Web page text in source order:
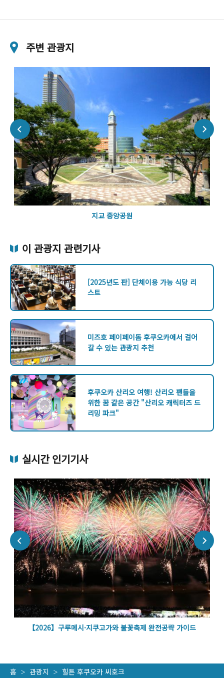
주변 관광지
지교 중앙공원
이 관광지 관련기사
[2025년도 판] 단체이용 가능 식당 리
스트
미즈호 페이페이돔 후쿠오카에서 걸어
갈 수 있는 관광지 추천
후쿠오카 산리오 여행! 산리오 팬들을
위한 꿈 같은 공간 "산리오 캐릭터즈 드
리밍 파크"
실시간 인기기사
【2026】구루메시·지쿠고가와 불꽃축제 완전공략 가이드
홈 관광지 힐튼 후쿠오카 씨호크